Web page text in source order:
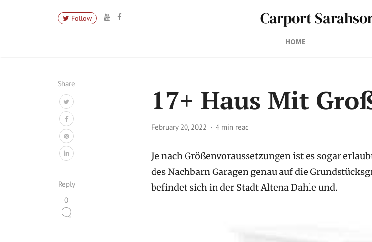
Follow Carport
HOME
Share
Reply
0
17+ Haus Mit
February 20, 2022 4 min read
Je nach Größenvoraussetzungen ist es sogar
des Nachbarn Garagen genau auf die
befindet sich in der Stadt Altena Dahle und.